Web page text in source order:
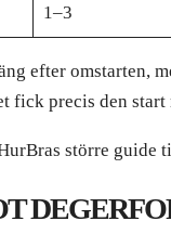
1–3
efter omstarten,
fick precis den start
större guide